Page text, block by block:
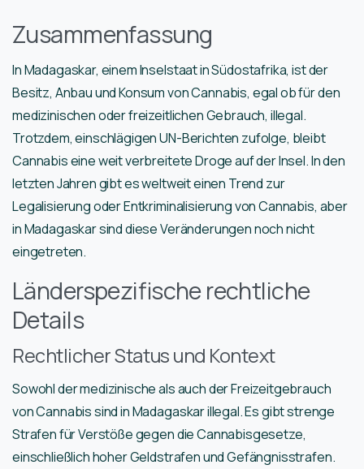
Zusammenfassung
In Madagaskar, einem Inselstaat in Südostafrika, ist der
Besitz, Anbau und Konsum von Cannabis, egal ob für den
medizinischen oder freizeitlichen Gebrauch, illegal.
Trotzdem, einschlägigen UN-Berichten zufolge, bleibt
Cannabis eine weit verbreitete Droge auf der Insel. In den
letzten Jahren gibt es weltweit einen Trend zur
Legalisierung oder Entkriminalisierung von Cannabis, aber
in Madagaskar sind diese Veränderungen noch nicht
eingetreten.
Länderspezifische rechtliche
Details
Rechtlicher Status und Kontext
Sowohl der medizinische als auch der Freizeitgebrauch
von Cannabis sind in Madagaskar illegal. Es gibt strenge
Strafen für Verstöße gegen die Cannabisgesetze,
einschließlich hoher Geldstrafen und Gefängnisstrafen.